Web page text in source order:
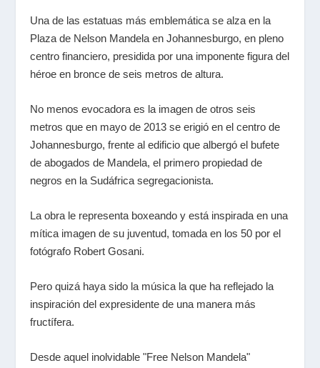
Una de las estatuas más emblemática se alza en la
Plaza de Nelson Mandela en Johannesburgo, en pleno
centro financiero, presidida por una imponente figura del
héroe en bronce de seis metros de altura.
No menos evocadora es la imagen de otros seis
metros que en mayo de 2013 se erigió en el centro de
Johannesburgo, frente al edificio que albergó el bufete
de abogados de Mandela, el primero propiedad de
negros en la Sudáfrica segregacionista.
La obra le representa boxeando y está inspirada en una
mítica imagen de su juventud, tomada en los 50 por el
fotógrafo Robert Gosani.
Pero quizá haya sido la música la que ha reflejado la
inspiración del expresidente de una manera más
fructífera.
Desde aquel inolvidable "Free Nelson Mandela"